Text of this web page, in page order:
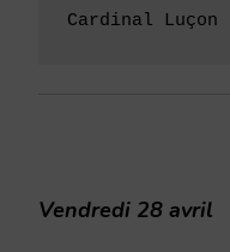
Cardinal Luçon
Vendredi 28 avril